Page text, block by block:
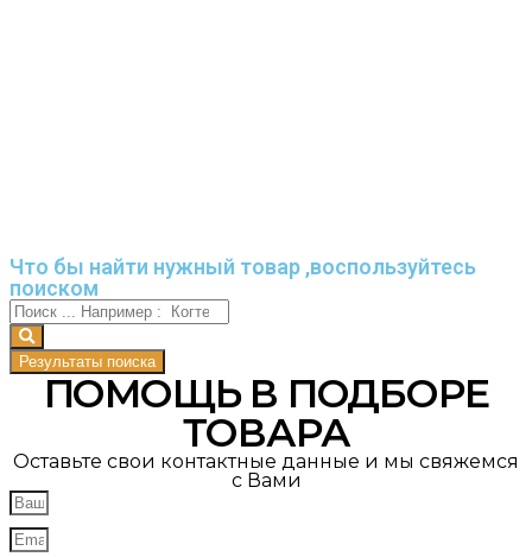
Что бы найти нужный товар ,воспользуйтесь
поиском
Результаты поиска
ПОМОЩЬ В ПОДБОРЕ
ТОВАРА
Оставьте свои контактные данные и мы свяжемся
с Вами